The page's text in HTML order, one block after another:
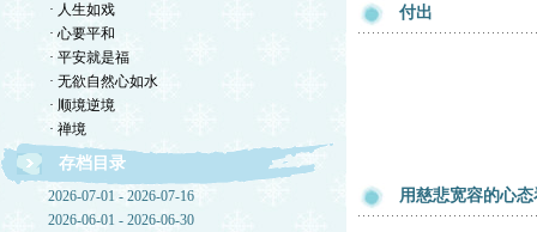
· 人生如戏
· 心要平和
· 平安就是福
· 无欲自然心如水
· 顺境逆境
· 禅境
存档目录
2026-07-01 - 2026-07-16
2026-06-01 - 2026-06-30
付出
用慈悲宽容的心